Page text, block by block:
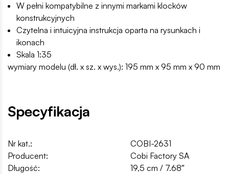
W pełni kompatybilne z innymi markami klocków
konstrukcyjnych
Czytelna i intuicyjna instrukcja oparta na rysunkach i
ikonach
Skala 1:35
wymiary modelu (dł. x sz. x wys.): 195 mm x 95 mm x 90 mm
Specyfikacja
Nr kat.:
COBI-2631
Producent:
Cobi Factory SA
Długość:
19,5 cm / 7.68″